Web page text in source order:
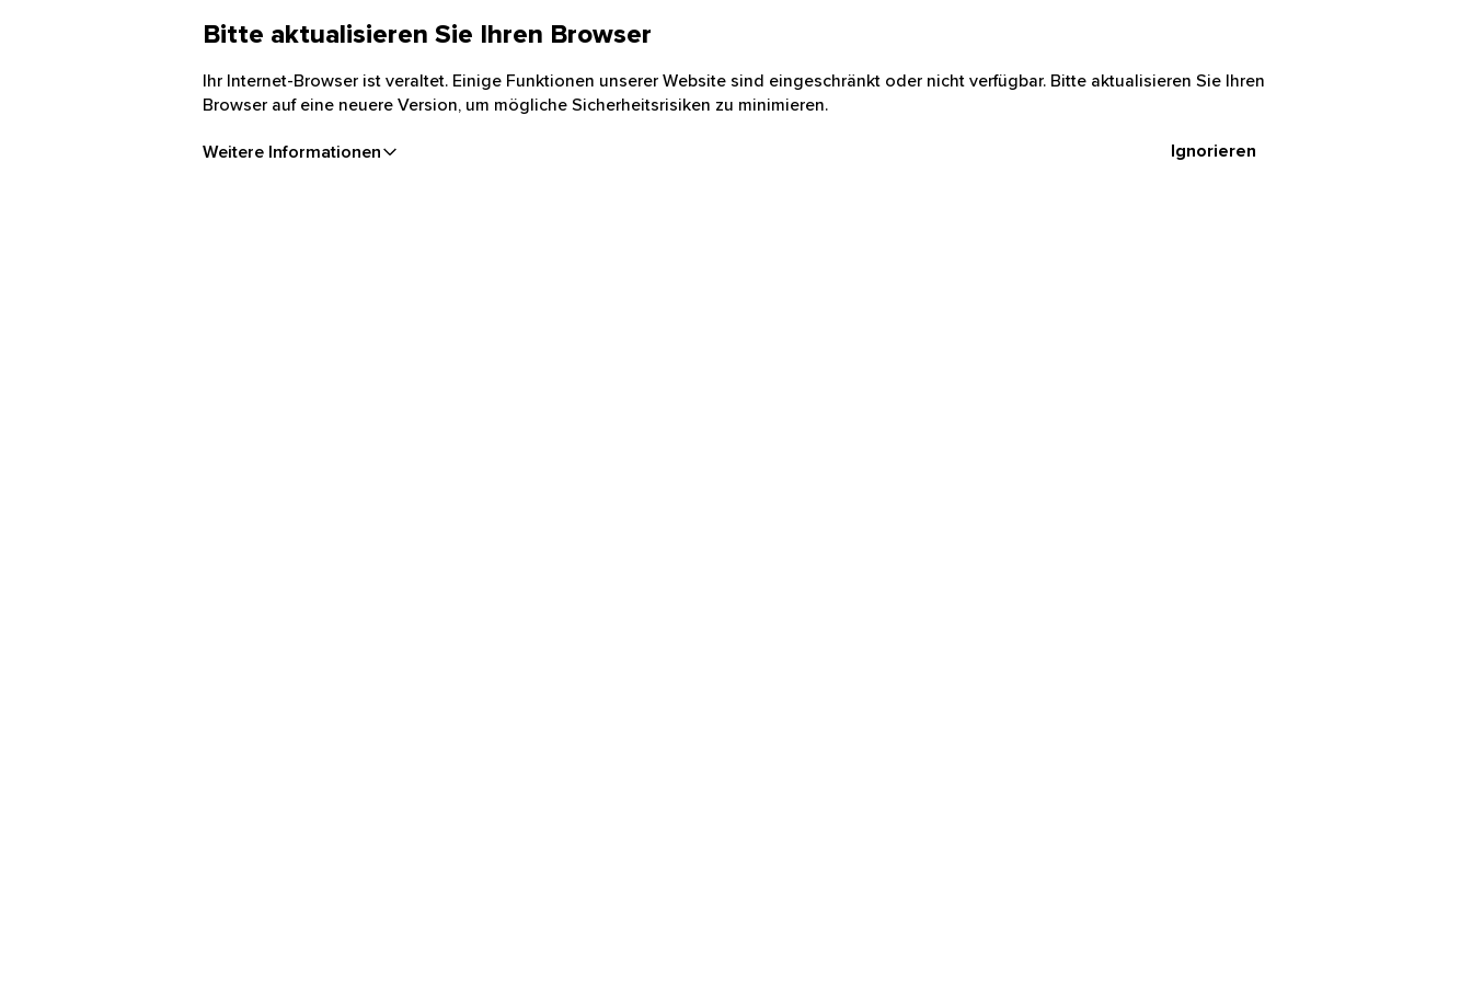
Bitte aktualisieren Sie Ihren Browser
Ihr Internet-Browser ist veraltet. Einige Funktionen unserer Website sind eingeschränkt oder nicht verfügbar. Bitte aktualisieren Sie Ihren
Browser auf eine neuere Version, um mögliche Sicherheitsrisiken zu minimieren.
Weitere Informationen Ignorieren